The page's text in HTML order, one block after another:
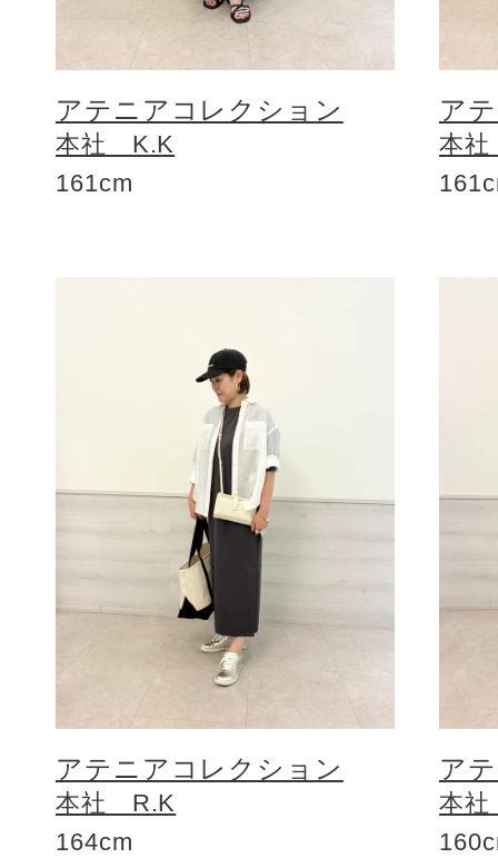
アテニアコレクション
本社 K.K
161cm
ア
本
アテニアコレクション
本社 R.K
164cm
ア
本